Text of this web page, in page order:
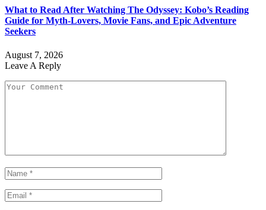
What to Read After Watching The Odyssey: Kobo’s Reading
Guide for Myth-Lovers, Movie Fans, and Epic Adventure
Seekers
August 7, 2026
Leave A Reply